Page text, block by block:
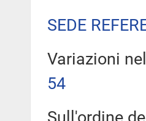
SEDE
Variazioni
54